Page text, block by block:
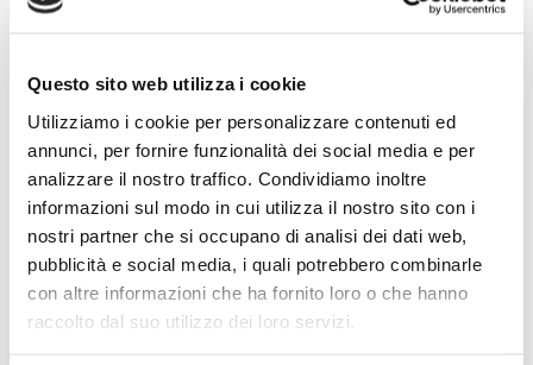
Questo sito web utilizza i cookie
Utilizziamo i cookie per personalizzare contenuti ed
annunci, per fornire funzionalità dei social media e per
analizzare il nostro traffico. Condividiamo inoltre
informazioni sul modo in cui utilizza il nostro sito con i
nostri partner che si occupano di analisi dei dati web,
pubblicità e social media, i quali potrebbero combinarle
con altre informazioni che ha fornito loro o che hanno
raccolto dal suo utilizzo dei loro servizi.
Email
About the Author:roberto berardi
Hygiène